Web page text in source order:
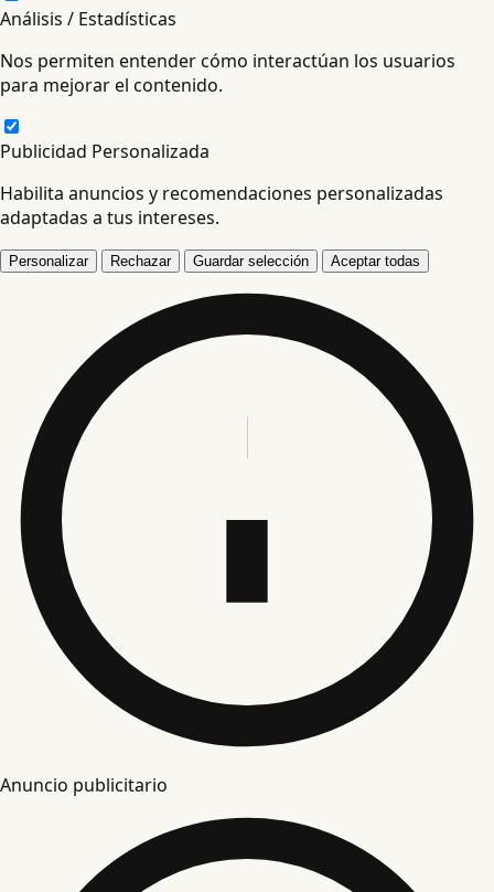
Análisis / Estadísticas
Nos permiten entender cómo interactúan los usuarios
para mejorar el contenido.
Publicidad Personalizada
Habilita anuncios y recomendaciones personalizadas
adaptadas a tus intereses.
Personalizar Rechazar Guardar selección Aceptar todas
Anuncio publicitario